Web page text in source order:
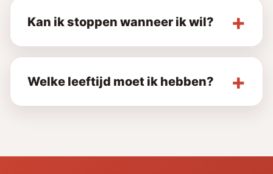
Kan ik stoppen wanneer ik wil?
Welke leeftijd moet ik hebben?